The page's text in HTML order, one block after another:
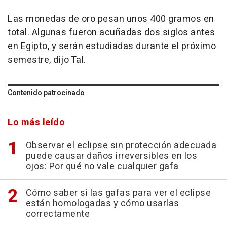
Las monedas de oro pesan unos 400 gramos en
total. Algunas fueron acuñadas dos siglos antes
en Egipto, y serán estudiadas durante el próximo
semestre, dijo Tal.
Contenido patrocinado
Lo más leído
Observar el eclipse sin protección adecuada
puede causar daños irreversibles en los
ojos: Por qué no vale cualquier gafa
Cómo saber si las gafas para ver el eclipse
están homologadas y cómo usarlas
correctamente